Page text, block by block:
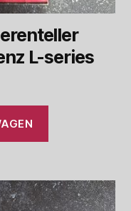
L-series